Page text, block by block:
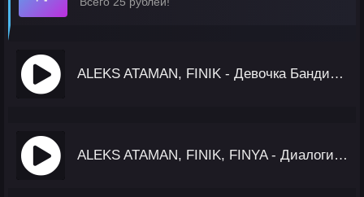
ALEKS ATAMAN, FINIK - Девочка Бандитка
ALEKS ATAMAN, FINIK, FINYA - Диалоги Тет-А-Тет